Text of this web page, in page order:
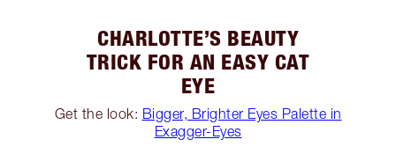
CHARLOTTE’S BEAUTY
TRICK FOR AN EASY CAT
EYE
Get the look: Bigger, Brighter Eyes Palette in
Exagger-Eyes